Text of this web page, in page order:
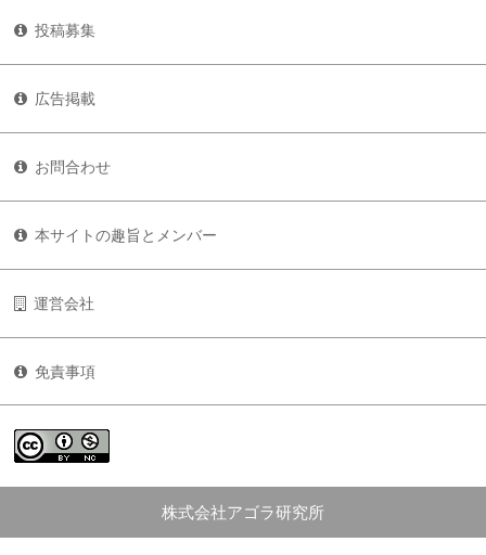
投稿募集
広告掲載
お問合わせ
本サイトの趣旨とメンバー
運営会社
免責事項
株式会社アゴラ研究所